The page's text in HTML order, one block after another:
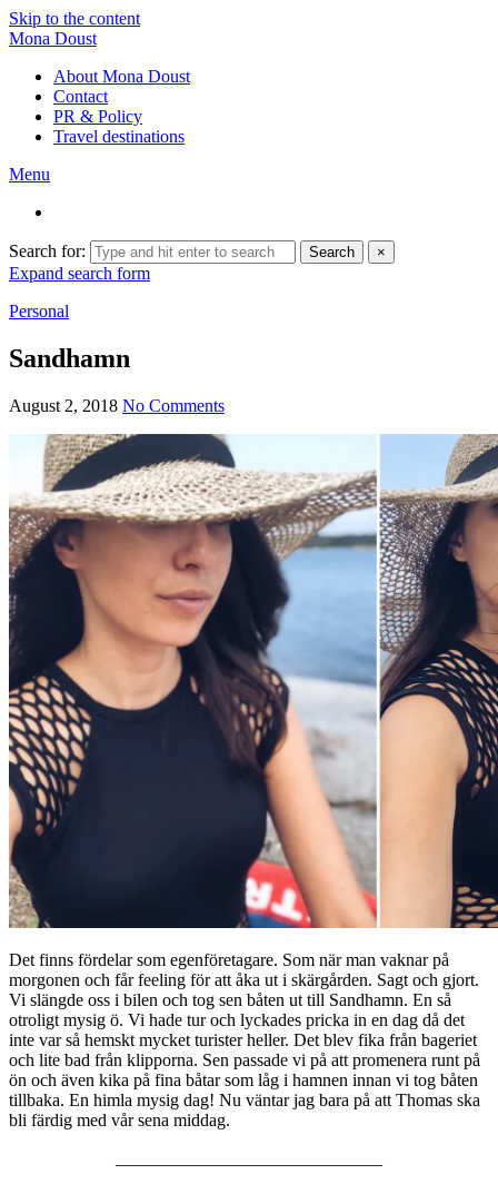
Skip to the content
Mona Doust
About Mona Doust
Contact
PR & Policy
Travel destinations
Menu
Search for: Search ×
Expand search form
Personal
Sandhamn
August 2, 2018 No Comments
Det finns fördelar som egenföretagare. Som när man vaknar på
morgonen och får feeling för att åka ut i skärgården. Sagt och gjort.
Vi slängde oss i bilen och tog sen båten ut till Sandhamn. En så
otroligt mysig ö. Vi hade tur och lyckades pricka in en dag då det
inte var så hemskt mycket turister heller. Det blev fika från bageriet
och lite bad från klipporna. Sen passade vi på att promenera runt på
ön och även kika på fina båtar som låg i hamnen innan vi tog båten
tillbaka. En himla mysig dag! Nu väntar jag bara på att Thomas ska
bli färdig med vår sena middag.